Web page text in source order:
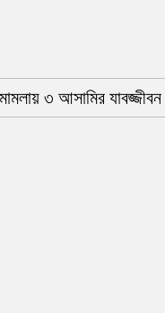
৩ আসামির